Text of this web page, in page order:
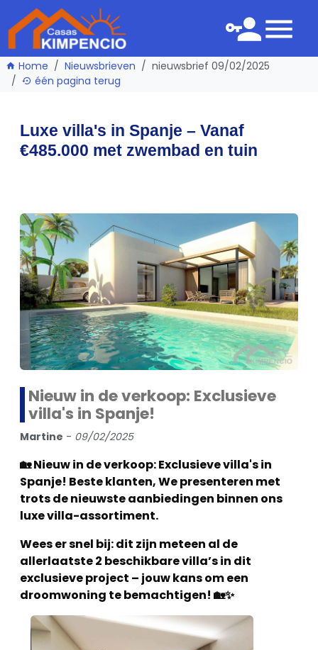
Home Nieuwsbrieven
nieuwsbrief 09/02/2025
één pagina terug
Luxe villa's in Spanje – Vanaf
€485.000 met zwembad en tuin
Nieuw in de verkoop: Exclusieve
villa's in Spanje!
Martine - 09/02/2025
🏡 Nieuw in de verkoop: Exclusieve villa's in
Spanje! Beste klanten, We presenteren met
trots de nieuwste aanbiedingen binnen ons
luxe villa-assortiment.
Wees er snel bij: dit zijn meteen al de
allerlaatste 2 beschikbare villa’s in dit
exclusieve project – jouw kans om een
droomwoning te bemachtigen! 🏡✨